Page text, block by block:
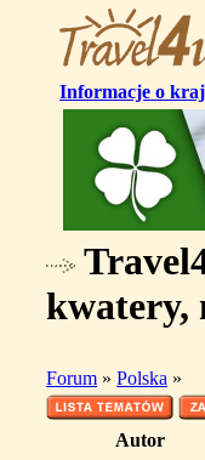
Informacje o
kwatery,
Forum » Polska »
Autor